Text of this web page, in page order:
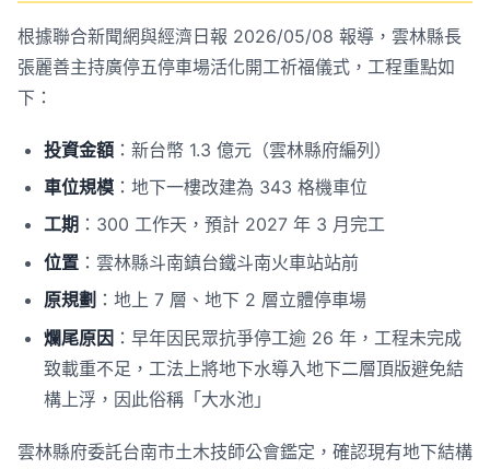
根據聯合新聞網與經濟日報 2026/05/08 報導，雲林縣長
張麗善主持廣停五停車場活化開工祈福儀式，工程重點如
下：
投資金額 ：新台幣 1.3 億元（雲林縣府編列）
車位規模 ：地下一樓改建為 343 格機車位
工期 ：300 工作天，預計 2027 年 3 月完工
位置 ：雲林縣斗南鎮台鐵斗南火車站站前
原規劃 ：地上 7 層、地下 2 層立體停車場
爛尾原因 ：早年因民眾抗爭停工逾 26 年，工程未完成
致載重不足，工法上將地下水導入地下二層頂版避免結
構上浮，因此俗稱「大水池」
雲林縣府委託台南市土木技師公會鑑定，確認現有地下結構